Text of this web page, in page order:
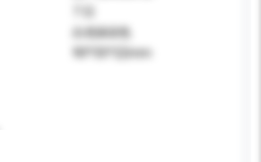
白色&绿色
90*35*22mm